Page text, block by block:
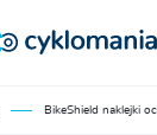
BikeShield naklejki